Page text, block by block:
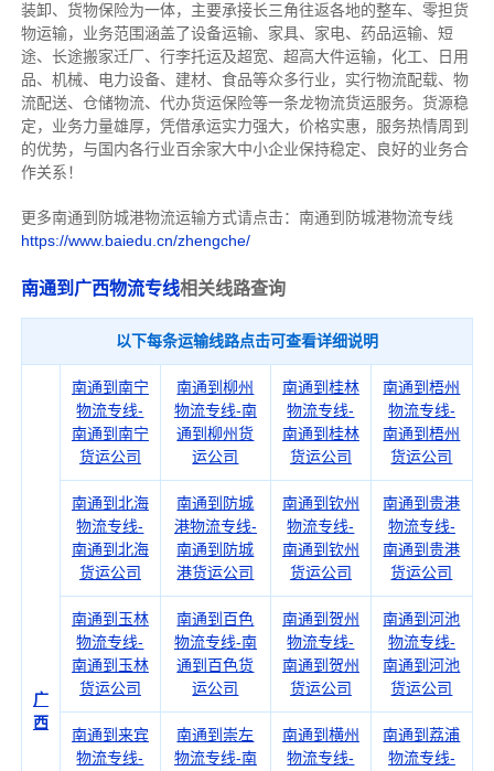
装卸、货物保险为一体，主要承接长三角往返各地的整车、零担货
物运输，业务范围涵盖了设备运输、家具、家电、药品运输、短
途、长途搬家迁厂、行李托运及超宽、超高大件运输，化工、日用
品、机械、电力设备、建材、食品等众多行业，实行物流配载、物
流配送、仓储物流、代办货运保险等一条龙物流货运服务。货源稳
定，业务力量雄厚，凭借承运实力强大，价格实惠，服务热情周到
的优势，与国内各行业百余家大中小企业保持稳定、良好的业务合
作关系！
更多南通到防城港物流运输方式请点击：南通到防城港物流专线
https://www.baiedu.cn/zhengche/
南通到广西物流专线相关线路查询
以下每条运输线路点击可查看详细说明
广
西
南通到南宁
物流专线-
南通到南宁
货运公司
南通到柳州
物流专线-南
通到柳州货
运公司
南通到桂林
物流专线-
南通到桂林
货运公司
南通到梧州
物流专线-
南通到梧州
货运公司
南通到北海
物流专线-
南通到北海
货运公司
南通到防城
港物流专线-
南通到防城
港货运公司
南通到钦州
物流专线-
南通到钦州
货运公司
南通到贵港
物流专线-
南通到贵港
货运公司
南通到玉林
物流专线-
南通到玉林
货运公司
南通到百色
物流专线-南
通到百色货
运公司
南通到贺州
物流专线-
南通到贺州
货运公司
南通到河池
物流专线-
南通到河池
货运公司
南通到来宾
物流专线-
南通到崇左
物流专线-南
南通到横州
物流专线-
南通到荔浦
物流专线-